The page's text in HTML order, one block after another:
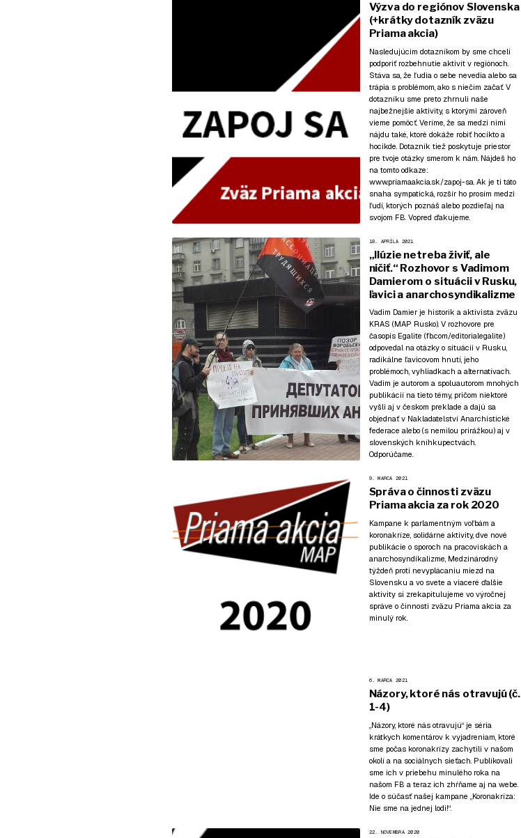
Výzva do regiónov Slovenska
(+krátky dotazník zväzu
Priama akcia)
Nasledujúcim dotazníkom by sme chceli
podporiť rozbehnutie aktivít v regiónoch.
Stáva sa, že ľudia o sebe nevedia alebo sa
trápia s problémom, ako s niečím začať. V
dotazníku sme preto zhrnuli naše
najbežnejšie aktivity, s ktorými zároveň
vieme pomôcť. Veríme, že sa medzi nimi
nájdu také, ktoré dokáže robiť hocikto a
hocikde. Dotazník tiež poskytuje priestor
pre tvoje otázky smerom k nám. Nájdeš ho
na tomto odkaze:
www.priamaakcia.sk/zapoj-sa . Ak je ti táto
snaha sympatická, rozšír ho prosím medzi
ľudí, ktorých poznáš alebo pozdieľaj na
svojom FB. Vopred ďakujeme.
18. APRÍLA 2021
„Ilúzie netreba živiť, ale
ničiť.“ Rozhovor s Vadimom
Damierom o situácii v Rusku,
ľavici a anarchosyndikalizme
Vadim Damier je historik a aktivista zväzu
KRAS (MAP Rusko). V rozhovore pre
časopis Egalite (fb.com/editorialegalite)
odpovedal na otázky o situácii v Rusku,
radikálne ľavicovom hnutí, jeho
problémoch, vyhliadkach a alternatívach.
Vadim je autorom a spoluautorom mnohých
publikácií na tieto témy, pričom niektoré
vyšli aj v českom preklade a dajú sa
objednať v Nakladatelství Anarchistické
federace alebo (s nemilou prirážkou) aj v
slovenských kníhkupectvách.
Odporúčame.
9. MARCA 2021
Správa o činnosti zväzu
Priama akcia za rok 2020
Kampane k parlamentným voľbám a
koronakríze, solidárne aktivity, dve nové
publikácie o sporoch na pracoviskách a
anarchosyndikalizme, Medzinárodný
týždeň proti nevyplácaniu miezd na
Slovensku a vo svete a viaceré ďalšie
aktivity si zrekapitulujeme vo výročnej
správe o činnosti zväzu Priama akcia za
minulý rok.
6. MARCA 2021
Názory, ktoré nás otravujú (č.
1-4)
„Názory, ktoré nás otravujú“ je séria
krátkych komentárov k vyjadreniam, ktoré
sme počas koronakrízy zachytili v našom
okolí a na sociálnych sieťach. Publikovali
sme ich v priebehu minulého roka na
našom FB a teraz ich zhŕňame aj na webe.
Ide o súčasť našej kampane „Koronakríza:
Nie sme na jednej lodi!“.
22. NOVEMBRA 2020